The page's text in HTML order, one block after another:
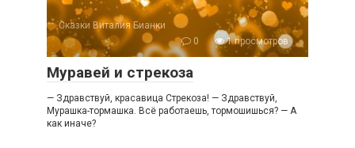
Сказки Виталия Бианки
0
1 просмотров
Муравей и стрекоза
— Здравствуй, красавица Стрекоза! — Здравствуй,
Мурашка-тормашка. Всё работаешь, тормошишься? — А
как иначе?